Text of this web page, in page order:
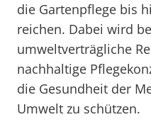
die Gartenpflege bis
reichen. Dabei wird
umweltverträgliche
nachhaltige
die Gesundheit der
Umwelt zu schützen.